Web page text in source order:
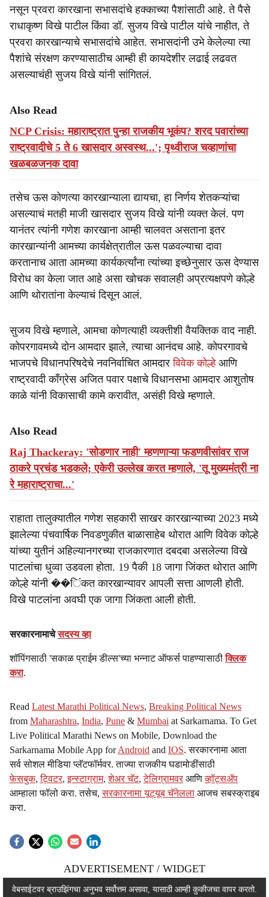
नसून प्रवरा कारखाना सभासदांचे हक्काच्या पैशांसाठी आहे. ते पैसे
राधाकृष्ण विखे पाटील किंवा डॉ. सुजय विखे पाटील यांचे नाहीत, ते
प्रवरा कारखान्याचे सभासदांचे आहेत. सभासदांनी उभे केलेल्या त्या
पैशांचे संरक्षण करण्यासाठीच आम्ही ही कायदेशीर लढाई लढवत
असल्याचंही सुजय विखे यांनी सांगितलं.
Also Read
NCP Crisis: महाराष्ट्रात पुन्हा राजकीय भूकंप? शरद पवारांच्या
राष्ट्रवादीचे 5 ते 6 खासदार अस्वस्थ...'; पृथ्वीराज चव्हाणांचा
खळबळजनक दावा
तसेच ऊस कोणत्या कारखान्याला द्यायचा, हा निर्णय शेतकऱ्यांचा
असल्याचं मतही माजी खासदार सुजय विखे यांनी व्यक्त केलं. पण
यानंतर त्यांनी गणेश कारखाना आम्ही चालवत असताना इतर
कारखान्यांनी आमच्या कार्यक्षेत्रातील ऊस पळवल्याचा दावा
करतानाच आता आमच्या कार्यकर्त्यांना त्यांच्या इच्छेनुसार ऊस देण्यास
विरोध का केला जात आहे असा खोचक सवालही अप्रत्यक्षपणे कोल्हे
आणि थोरातांना केल्याचं दिसून आलं.
सुजय विखे म्हणाले, आमचा कोणत्याही व्यक्तीशी वैयक्तिक वाद नाही.
कोपरगावमध्ये दोन आमदार झाले, त्याचा आनंदच आहे. कोपरगावचे
भाजपचे विधानपरिषदेचे नवनिर्वाचित आमदारविवेक कोल्हे आणि
राष्ट्रवादी काँग्रेस अजित पवार पक्षाचे विधानसभा आमदार आशुतोष
काळे यांनी विकासाची कामे करावीत, असंही विखे म्हणाले.
Also Read
Raj Thackeray: 'सोडणार नाही' म्हणणाऱ्या फडणवीसांवर राज
ठाकरे प्रचंड भडकले; एकेरी उल्लेख करत म्हणाले, 'तू मुख्यमंंत्री ना
रे महाराष्ट्राचा...'
राहाता तालुक्यातील गणेश सहकारी साखर कारखान्याच्या 2023 मध्ये
झालेल्या पंचवार्षिक निवडणुकीत बाळासाहेब थोरात आणि विवेक कोल्हे
यांच्या युतीनं अहिल्यानगरच्या राजकारणात दबदबा असलेल्या विखे
पाटलांचा धुव्वा उडवला होता. 19 पैकी 18 जागा जिंकत थोरात आणि
कोल्हे यांनी ��िंकत कारखान्यावर आपली सत्ता आणली होती.
विखे पाटलांना अवघी एक जागा जिंकता आली होती.
सरकारनामाचेसदस्य व्हा
शॉपिंगसाठी 'सकाळ प्राईम डील्स'च्या भन्नाट ऑफर्स पाहण्यासाठीक्लिक
करा.
Read Latest Marathi Political News, Breaking Political News
from Maharashtra, India, Pune & Mumbai at Sarkarnama. To Get
Live Political Marathi News on Mobile, Download the
Sarkarnama Mobile App forAndroid and IOS. सरकारनामा आता
सर्व सोशल मीडिया प्लॅटफॉर्मवर. ताज्या राजकीय घडामोडींसाठी
फेसबुक,ट्विटर,इन्स्टाग्राम,शेअर चॅट,टेलिग्रामवर आणिव्हॉट्सॲप
आम्हाला फॉलो करा. तसेच,सरकारनामा यूट्यूब चॅनेलला आजच सबस्क्राइब
करा.
ADVERTISEMENT / WIDGET
ADVERTISEMENT / WIDGET
वेबसाईटवर ब्राउझिंगचा अनुभव सर्वोत्तम असावा, यासाठी आम्ही कुकीजचा वापर करतो.